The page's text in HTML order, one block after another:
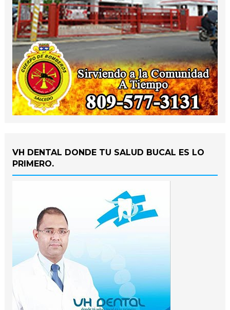
VH DENTAL DONDE TU SALUD BUCAL ES LO
PRIMERO.